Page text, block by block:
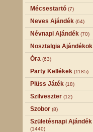
Mécsestartó (7)
Neves Ajándék (64)
Névnapi Ajándék (70)
Nosztalgia Ajándékok
Óra (63)
Party Kellékek (1185)
Plüss Játék (18)
Szilveszter (12)
Szobor (8)
Születésnapi Ajándék
(1440)